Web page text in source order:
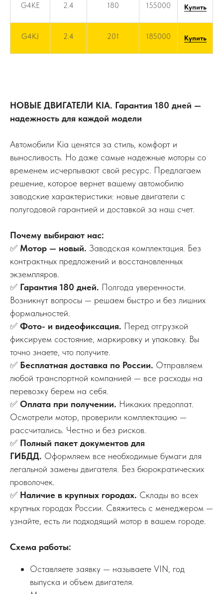
G4KE 2.4 180 155000 Купить
G4KJ 2.4 201 185000 Купить
НОВЫЕ ДВИГАТЕЛИ KIA. Гарантия 180 дней —
надежность для каждой модели
Автомобили Kia ценятся за стиль, комфорт и
выносливость. Но даже самые надежные моторы со
временем исчерпывают свой ресурс. Предлагаем
решение, которое вернет вашему автомобилю
заводские характеристики: новые двигатели с
полугодовой гарантией и доставкой за наш счет.
Почему выбирают нас:
✅ Мотор — новый. Заводская комплектация. Без
контрактных предложений и восстановленных
экземпляров.
✅ Гарантия 180 дней. Полгода уверенности.
Возникнут вопросы — решаем быстро и без лишних
формальностей.
✅ Фото- и видеофиксация. Перед отгрузкой
фиксируем состояние, маркировку и упаковку. Вы
точно знаете, что получите.
✅ Бесплатная доставка по России. Отправляем
любой транспортной компанией — все расходы на
перевозку берем на себя.
✅ Оплата при получении. Никаких предоплат.
Осмотрели мотор, проверили комплектацию —
рассчитались. Честно и без рисков.
✅ Полный пакет документов для
ГИБДД. Оформляем все необходимые бумаги для
легальной замены двигателя. Без бюрократических
проволочек.
✅ Наличие в крупных городах. Склады во всех
крупных городах России. Свяжитесь с менеджером —
узнайте, есть ли подходящий мотор в вашем городе.
Схема работы:
Оставляете заявку — называете VIN, год
выпуска и объем двигателя.